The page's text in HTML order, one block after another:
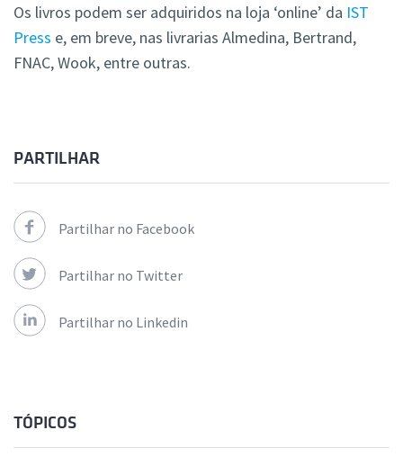
Os livros podem ser adquiridos na loja ‘online’ da IST
Press e, em breve, nas livrarias Almedina, Bertrand,
FNAC, Wook, entre outras.
PARTILHAR
Partilhar no Facebook
Partilhar no Twitter
Partilhar no Linkedin
TÓPICOS